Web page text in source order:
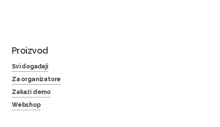
Proizvod
Svi događaji
Za organizatore
Zakaži demo
Webshop